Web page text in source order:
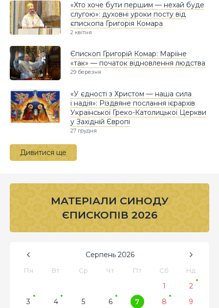
«Хто хоче бути першим — нехай буде
слугою»: духовні уроки посту від
єпископа Григорія Комара
2 квітня
Єпископ Григорій Комар: Маріїне
«так» — початок відновлення людства
29 березня
«У єдності з Христом — наша сила
і надія»: Різдвяне послання ієрархів
Української Греко-Католицької Церкви
у Західній Європі
27 грудня
Дивитися ще
МАТЕРІАЛИ СИНОДУ
ЄПИСКОПІВ 2026
Серпень 2026
Пн Вт Ср Чт Пт Сб Нд
1
2
3
4 5 6 7 8
9